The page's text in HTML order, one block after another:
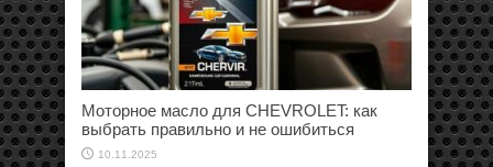
Моторное масло для CHEVROLET: как
выбрать правильно и не ошибиться
10.11.2025